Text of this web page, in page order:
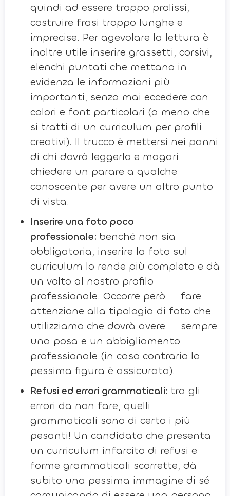
quindi ad essere troppo prolissi,
costruire frasi troppo lunghe e
imprecise. Per agevolare la lettura è
inoltre utile inserire grassetti, corsivi,
elenchi puntati che mettano in
evidenza le informazioni più
importanti, senza mai eccedere con
colori e font particolari (a meno che
si tratti di un curriculum per profili
creativi). Il trucco è mettersi nei panni
di chi dovrà leggerlo e magari
chiedere un parare a qualche
conoscente per avere un altro punto
di vista.
Inserire una foto poco
professionale: benché non sia
obbligatoria, inserire la foto sul
curriculum lo rende più completo e dà
un volto al nostro profilo
professionale. Occorre però fare
attenzione alla tipologia di foto che
utilizziamo che dovrà avere sempre
una posa e un abbigliamento
professionale (in caso contrario la
pessima figura è assicurata).
Refusi ed errori grammaticali: tra gli
errori da non fare, quelli
grammaticali sono di certo i più
pesanti! Un candidato che presenta
un curriculum infarcito di refusi e
forme grammaticali scorrette, dà
subito una pessima immagine di sé